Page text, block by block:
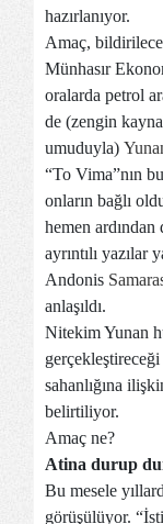
hazırlanıyor.
Amaç,
Münhasır
oralarda petrol
de (zengin
umuduyla)
“To Vima”nın
onların bağlı
hemen
ayrıntılı yazılar
Andonis
anlaşıldı.
Nitekim Yunan
sahanlığına
belirtiliyor.
Amaç ne?
Atina durup
Bu mesele
görüşülüyor.